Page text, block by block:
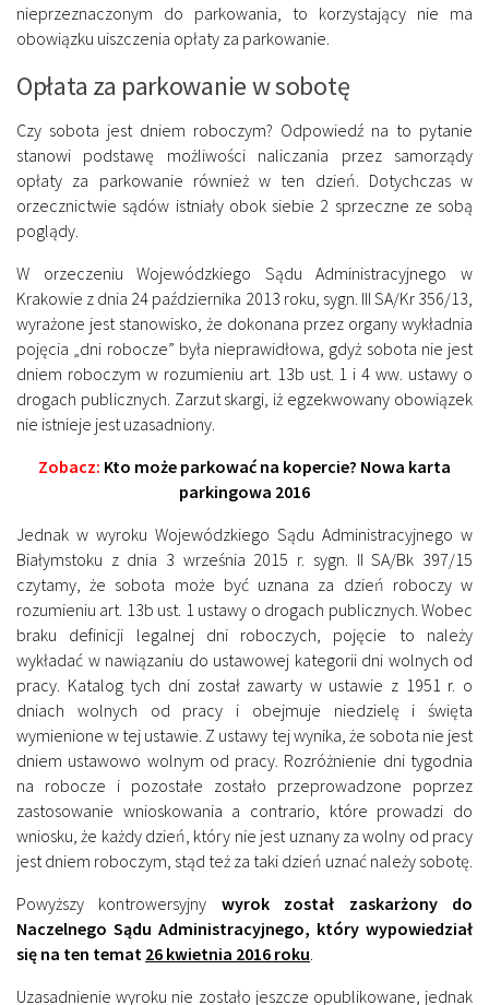
nieprzeznaczonym do parkowania, to korzystający nie ma
obowiązku uiszczenia opłaty za parkowanie.
Opłata za parkowanie w sobotę
Czy sobota jest dniem roboczym? Odpowiedź na to pytanie
stanowi podstawę możliwości naliczania przez samorządy
opłaty za parkowanie również w ten dzień. Dotychczas w
orzecznictwie sądów istniały obok siebie 2 sprzeczne ze sobą
poglądy.
W orzeczeniu Wojewódzkiego Sądu Administracyjnego w
Krakowie z dnia 24 października 2013 roku, sygn. III SA/Kr 356/13,
wyrażone jest stanowisko, że dokonana przez organy wykładnia
pojęcia „dni robocze” była nieprawidłowa, gdyż sobota nie jest
dniem roboczym w rozumieniu art. 13b ust. 1 i 4 ww. ustawy o
drogach publicznych. Zarzut skargi, iż egzekwowany obowiązek
nie istnieje jest uzasadniony.
Zobacz: Kto może parkować na kopercie? Nowa karta
parkingowa 2016
Jednak w wyroku Wojewódzkiego Sądu Administracyjnego w
Białymstoku z dnia 3 września 2015 r. sygn. II SA/Bk 397/15
czytamy, że sobota może być uznana za dzień roboczy w
rozumieniu art. 13b ust. 1 ustawy o drogach publicznych. Wobec
braku definicji legalnej dni roboczych, pojęcie to należy
wykładać w nawiązaniu do ustawowej kategorii dni wolnych od
pracy. Katalog tych dni został zawarty w ustawie z 1951 r. o
dniach wolnych od pracy i obejmuje niedzielę i święta
wymienione w tej ustawie. Z ustawy tej wynika, że sobota nie jest
dniem ustawowo wolnym od pracy. Rozróżnienie dni tygodnia
na robocze i pozostałe zostało przeprowadzone poprzez
zastosowanie wnioskowania a contrario, które prowadzi do
wniosku, że każdy dzień, który nie jest uznany za wolny od pracy
jest dniem roboczym, stąd też za taki dzień uznać należy sobotę.
Powyższy kontrowersyjny wyrok został zaskarżony do
Naczelnego Sądu Administracyjnego, który wypowiedział
się na ten temat 26 kwietnia 2016 roku
Uzasadnienie wyroku nie zostało jeszcze opublikowane, jednak